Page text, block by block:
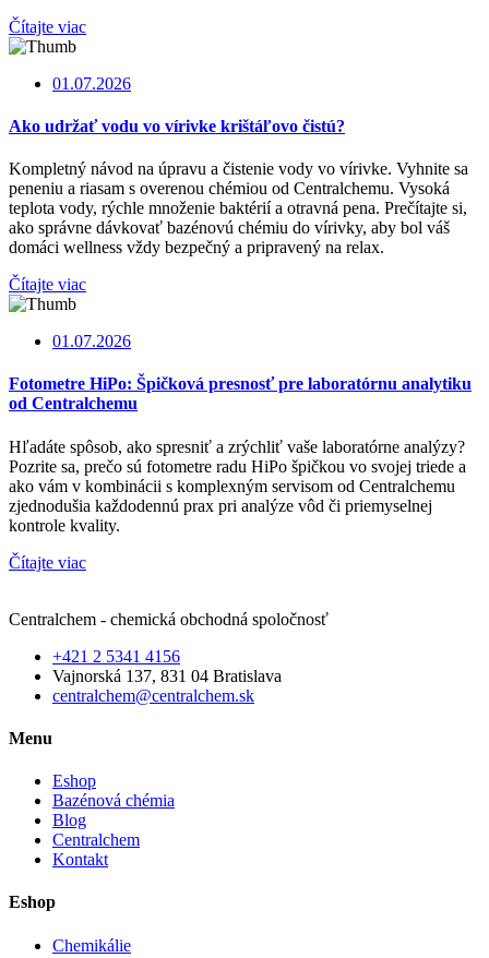
Čítajte viac
01.07.2026
Ako udržať vodu vo vírivke krištáľovo čistú?
Kompletný návod na úpravu a čistenie vody vo vírivke. Vyhnite sa
peneniu a riasam s overenou chémiou od Centralchemu. Vysoká
teplota vody, rýchle množenie baktérií a otravná pena. Prečítajte si,
ako správne dávkovať bazénovú chémiu do vírivky, aby bol váš
domáci wellness vždy bezpečný a pripravený na relax.
Čítajte viac
01.07.2026
Fotometre HiPo: Špičková presnosť pre laboratórnu analytiku
od Centralchemu
Hľadáte spôsob, ako spresniť a zrýchliť vaše laboratórne analýzy?
Pozrite sa, prečo sú fotometre radu HiPo špičkou vo svojej triede a
ako vám v kombinácii s komplexným servisom od Centralchemu
zjednodušia každodennú prax pri analýze vôd či priemyselnej
kontrole kvality.
Čítajte viac
Centralchem - chemická obchodná spoločnosť
+421 2 5341 4156
Vajnorská 137, 831 04 Bratislava
centralchem@centralchem.sk
Menu
Eshop
Bazénová chémia
Blog
Centralchem
Kontakt
Eshop
Chemikálie